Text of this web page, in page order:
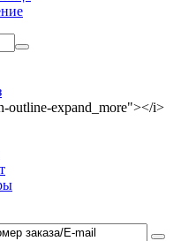
outline-expand_more"></i>